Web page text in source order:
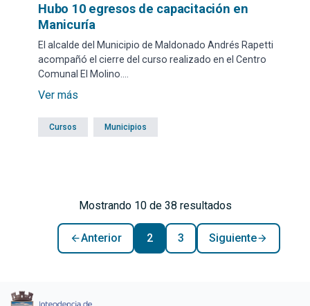
Hubo 10 egresos de capacitación en
Manicuría
El alcalde del Municipio de Maldonado Andrés Rapetti
acompañó el cierre del curso realizado en el Centro
Comunal El Molino.
Ver más
Cursos Municipios
Mostrando 10 de 38 resultados
Anterior 2 3 Siguiente